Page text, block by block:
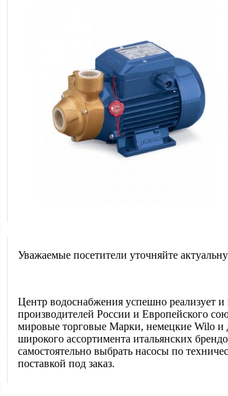
Уважаемые посетители уточняйте
Центр водоснабжения успешно реализует и
производителей России и Европейского
мировые торговые Марки, немецкие Wilo и
широкого ассортимента итальянских
самостоятельно выбрать насосы по
поставкой под заказ.